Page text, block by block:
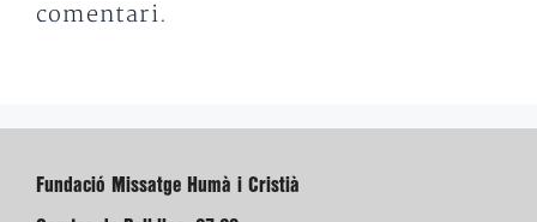
comentari.
Fundació Missatge Humà i Cristià